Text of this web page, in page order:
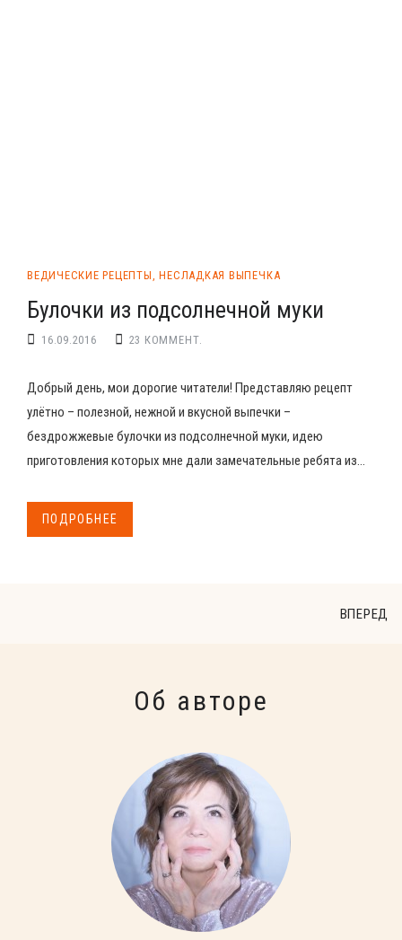
ВЕДИЧЕСКИЕ РЕЦЕПТЫ ,НЕСЛАДКАЯ ВЫПЕЧКА
Булочки из подсолнечной муки
16.09.2016 23 КОММЕНТ.
Добрый день, мои дорогие читатели! Представляю рецепт
улётно – полезной, нежной и вкусной выпечки –
бездрожжевые булочки из подсолнечной муки, идею
приготовления которых мне дали замечательные ребята из...
ПОДРОБНЕЕ
ВПЕРЕД
Об авторе